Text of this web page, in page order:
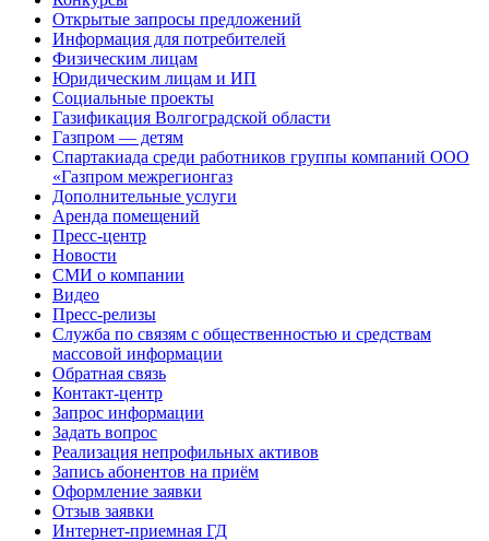
Открытые запросы предложений
Информация для потребителей
Физическим лицам
Юридическим лицам и ИП
Социальные проекты
Газификация Волгоградской области
Газпром — детям
Спартакиада среди работников группы компаний ООО
«Газпром межрегионгаз
Дополнительные услуги
Аренда помещений
Пресс-центр
Новости
СМИ о компании
Видео
Пресс-релизы
Служба по связям с общественностью и средствам
массовой информации
Обратная связь
Контакт-центр
Запрос информации
Задать вопрос
Реализация непрофильных активов
Запись абонентов на приём
Оформление заявки
Отзыв заявки
Интернет-приемная ГД